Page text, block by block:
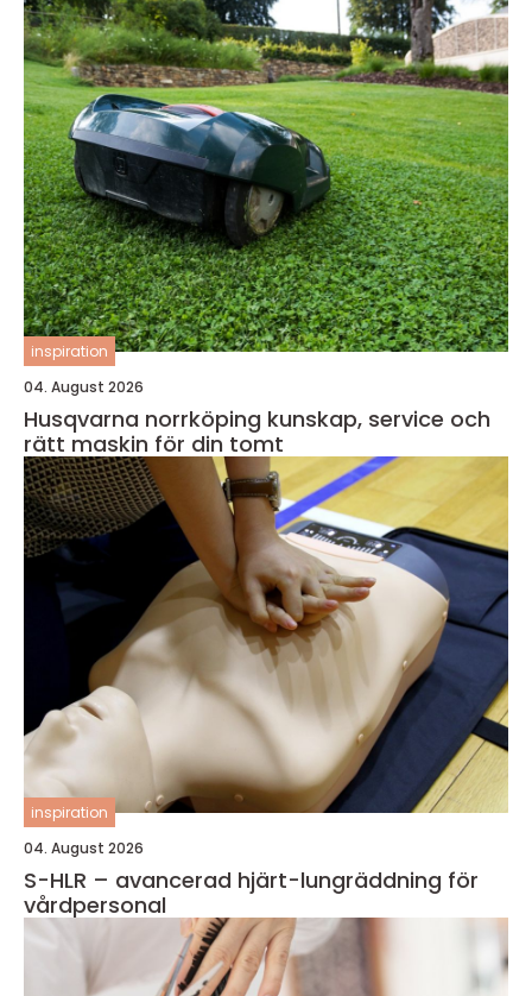
inspiration
04. August 2026
Husqvarna norrköping kunskap, service och
rätt maskin för din tomt
inspiration
04. August 2026
S-HLR – avancerad hjärt-lungräddning för
vårdpersonal